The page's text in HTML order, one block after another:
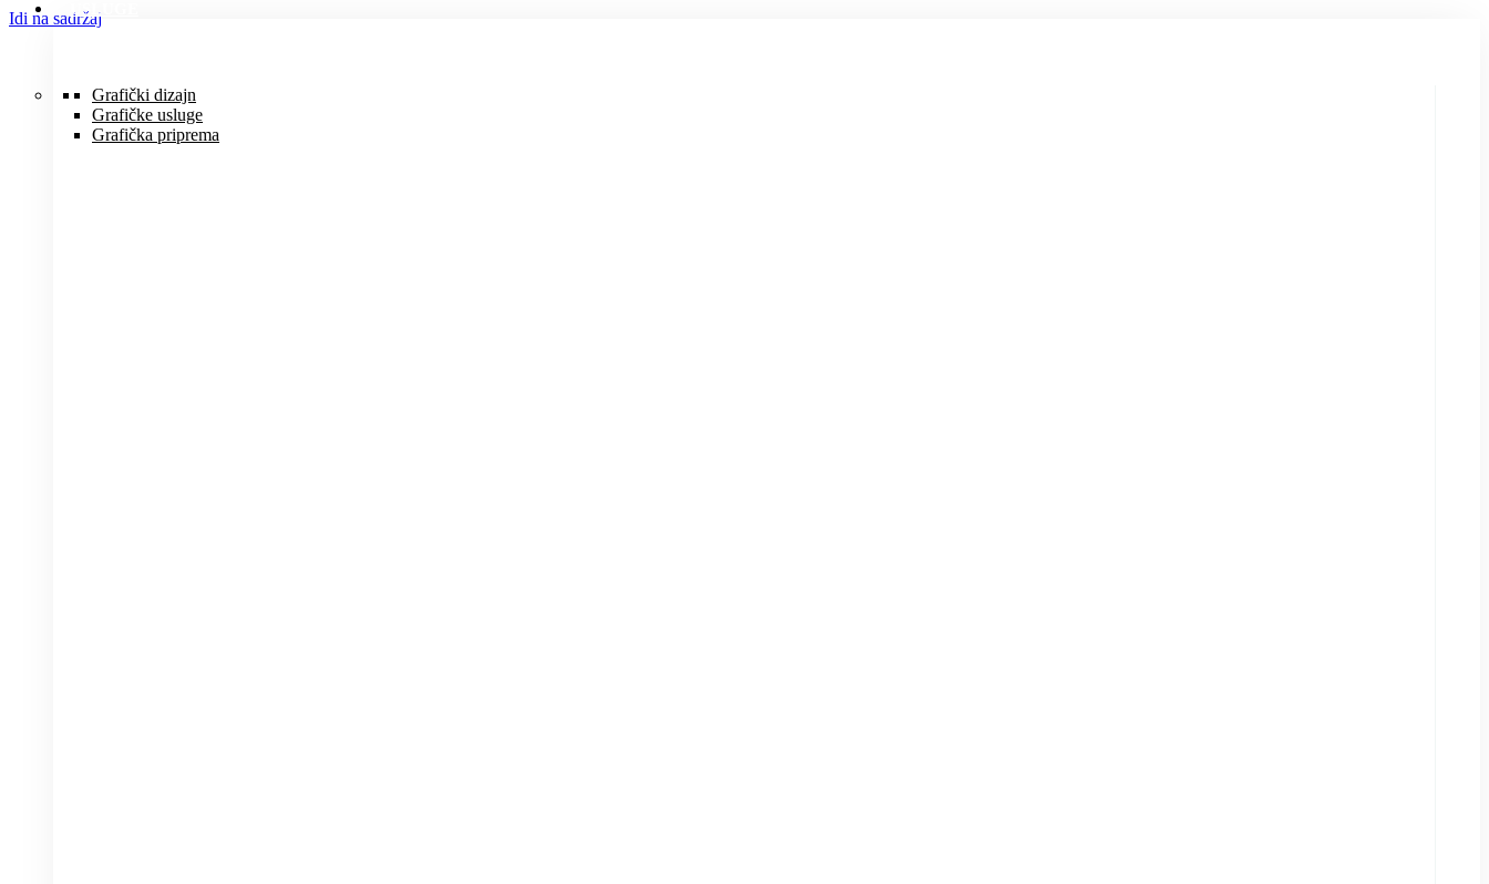
Idi na sadržajUSLUGE
Grafički dizajn
Grafičke usluge
Grafička priprema